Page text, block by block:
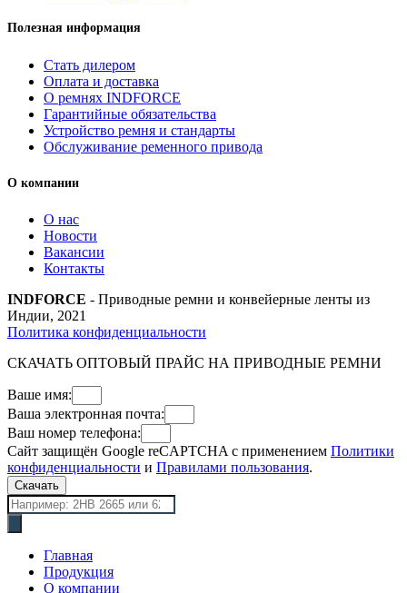
Полезная информация
Стать дилером
Оплата и доставка
О ремнях INDFORCE
Гарантийные обязательства
Устройство ремня и стандарты
Обслуживание ременного привода
О компании
О нас
Новости
Вакансии
Контакты
INDFORCE - Приводные ремни и конвейерные ленты из
Индии, 2021
Политика конфиденциальности
СКАЧАТЬ ОПТОВЫЙ ПРАЙС НА ПРИВОДНЫЕ РЕМНИ
Ваше имя:
Ваша электронная почта:
Ваш номер телефона:
Сайт защищён Google reCAPTCHA с применением Политики
конфиденциальности и Правилами пользования.
Скачать
Поиск
товаров
Главная
Продукция
О компании